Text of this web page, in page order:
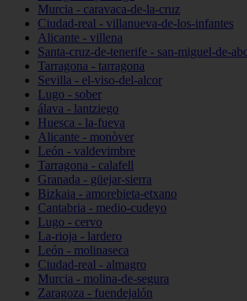
Murcia - caravaca-de-la-cruz
Ciudad-real - villanueva-de-los-infantes
Alicante - villena
Santa-cruz-de-tenerife - san-miguel-de-
Tarragona - tarragona
Sevilla - el-viso-del-alcor
Lugo - sober
álava - lantziego
Huesca - la-fueva
Alicante - monòver
León - valdevimbre
Tarragona - calafell
Granada - güejar-sierra
Bizkaia - amorebieta-etxano
Cantabria - medio-cudeyo
Lugo - cervo
La-rioja - lardero
León - molinaseca
Ciudad-real - almagro
Murcia - molina-de-segura
Zaragoza - fuendejalón